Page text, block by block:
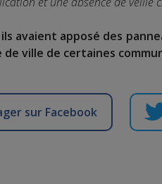
ils avaient apposé des
ville de certaines
sur Facebook